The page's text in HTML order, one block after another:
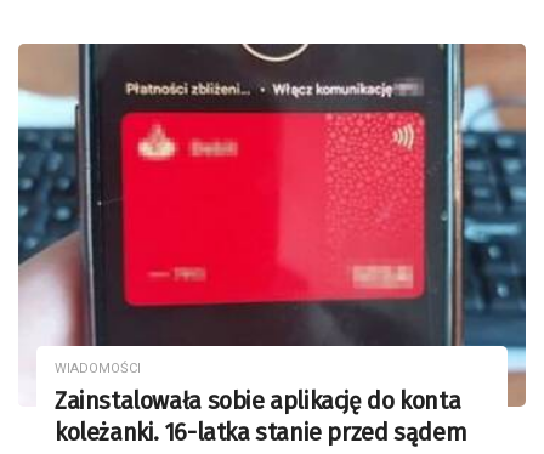
WIADOMOŚCI
Zainstalowała sobie aplikację do konta
koleżanki. 16-latka stanie przed sądem